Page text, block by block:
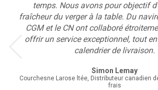
Nous avons pour objectif d’apporter la
verger à la table. Du navire au train, CMA
le CN ont collaboré étroitement pour nous
exceptionnel, tout en respectant le
calendrier de livraison.
Larose ltée, Distributeur canadien de fruits et légumes